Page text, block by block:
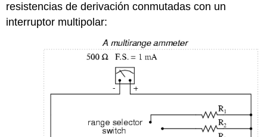
resistencias de derivación conmutadas con un
interruptor multipolar: